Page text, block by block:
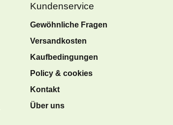
Kundenservice
Gewöhnliche Fragen
Versandkosten
Kaufbedingungen
Policy & cookies
Kontakt
Über uns